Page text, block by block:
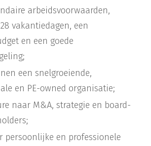
arbeidsvoorwaarden,
vakantiedagen, een
en een goede
een snelgroeiende,
en PE-owned organisatie;
naar M&A, strategie en board-
persoonlijke en professionele